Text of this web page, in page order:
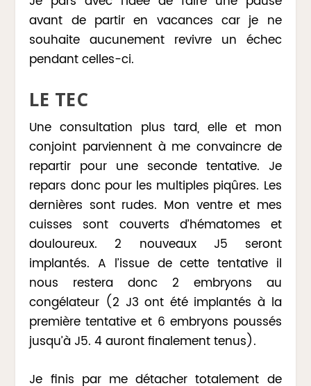
avant de partir en vacances car je ne
souhaite aucunement revivre un échec
pendant celles-ci.
LE TEC
Une consultation plus tard, elle et mon
conjoint parviennent à me convaincre de
repartir pour une seconde tentative. Je
repars donc pour les multiples piqûres. Les
dernières sont rudes. Mon ventre et mes
cuisses sont couverts d’hématomes et
douloureux. 2 nouveaux J5 seront
implantés. A l’issue de cette tentative il
nous restera donc 2 embryons au
congélateur (2 J3 ont été implantés à la
première tentative et 6 embryons poussés
jusqu’à J5. 4 auront finalement tenus).
Je finis par me détacher totalement de